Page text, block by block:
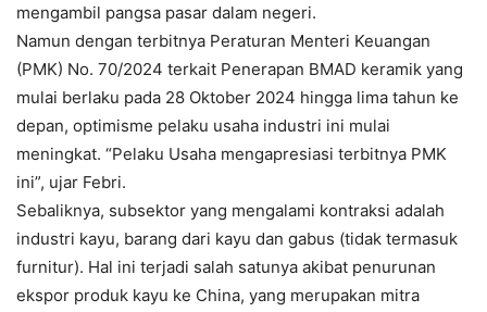
mengambil pangsa pasar dalam negeri.
Namun dengan terbitnya Peraturan Menteri Keuangan
(PMK) No. 70/2024 terkait Penerapan BMAD keramik yang
mulai berlaku pada 28 Oktober 2024 hingga lima tahun ke
depan, optimisme pelaku usaha industri ini mulai
meningkat. “Pelaku Usaha mengapresiasi terbitnya PMK
ini”, ujar Febri.
Sebaliknya, subsektor yang mengalami kontraksi adalah
industri kayu, barang dari kayu dan gabus (tidak termasuk
furnitur). Hal ini terjadi salah satunya akibat penurunan
ekspor produk kayu ke China, yang merupakan mitra